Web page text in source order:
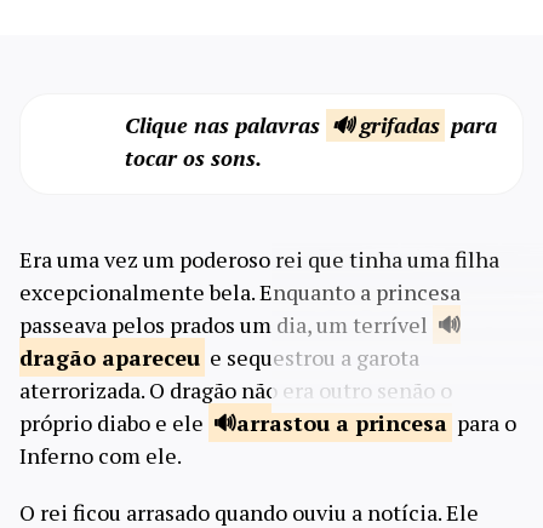
Clique nas palavras 🔊 grifadas para
tocar os sons.
Era uma vez um poderoso rei que tinha uma filha
excepcionalmente bela. Enquanto a princesa
passeava pelos prados um dia, um terrível
dragão apareceu e sequestrou a garota
aterrorizada. O dragão não era outro senão o
próprio diabo e ele
arrastou aprincesa para o
Inferno com ele.
O rei ficou arrasado quando ouviu a notícia. Ele